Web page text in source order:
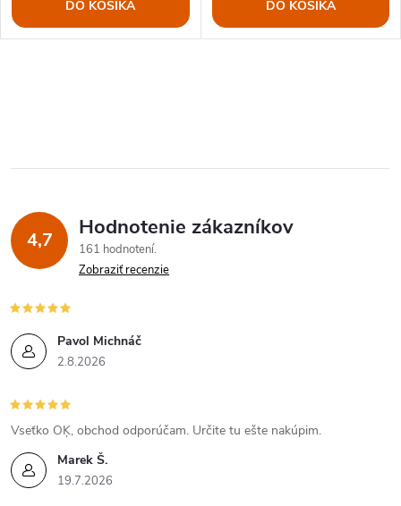
DO KOŠÍKA DO KOŠÍKA
l
d
a
c
i
e
p
r
v
4,7 Hodnotenie zákazníkov
161 hodnotení
Zobraziť recenzie
Pavol Michnáč
2.8.2026
Marek Š.
19.7.2026
Vseťko OĶ, obchod odporúčam. Určite tu ešte nakúpim.